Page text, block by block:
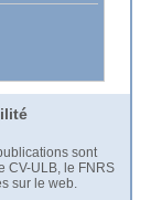
sont
CV-ULB, le FNRS
sur le web.